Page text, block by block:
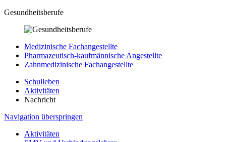
Gesundheitsberufe
Medizinische Fachangestellte
Pharmazeutisch-kaufmännische Angestellte
Zahnmedizinische Fachangestellte
Schulleben
Aktivitäten
Nachricht
Navigation überspringen
Aktivitäten